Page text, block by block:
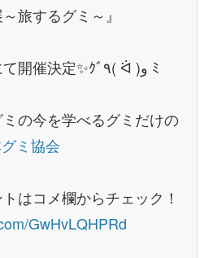
旅するグミ～』
掛川市二の丸美術館にて開催決定✨ｸﾞ٩( ᐛ )و ﾐ
の今を学べるグミだけの
ミ協会
はコメ欄からチェック！
GwHvLQHPRd